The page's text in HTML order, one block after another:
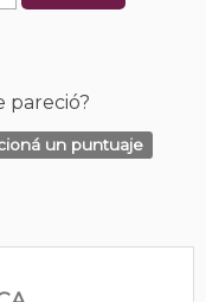
pareció?
un puntuaje